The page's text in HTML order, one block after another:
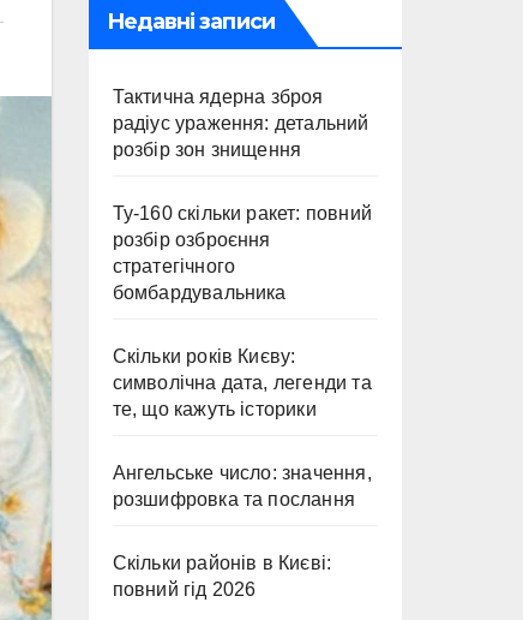
Недавні записи
Тактична ядерна зброя
радіус ураження: детальний
розбір зон знищення
Ту-160 скільки ракет: повний
розбір озброєння
стратегічного
бомбардувальника
Скільки років Києву:
символічна дата, легенди та
те, що кажуть історики
Ангельське число: значення,
розшифровка та послання
Скільки районів в Києві:
повний гід 2026